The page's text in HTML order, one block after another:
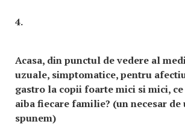
4.
Acasa, din punctul de vedere al
uzuale, simptomatice, pentru
gastro la copii foarte mici si mici,
aiba fiecare familie? (un necesar de
spunem)